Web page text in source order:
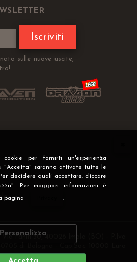
per fornirti un'esperienza
"Accetta" saranno attivate tutte le
decidere quali accettare, cliccare
Per maggiori informazioni è
pagina .
Personalizza
Iscriviti
sulle nuove uscite,
Fanin 30, 40026 Imola (BO) - P.Iva
i.v